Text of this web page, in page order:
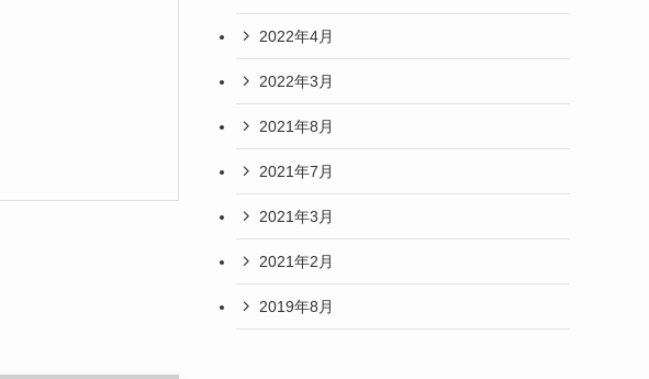
2022年4月
2022年3月
2021年8月
2021年7月
2021年3月
2021年2月
2019年8月